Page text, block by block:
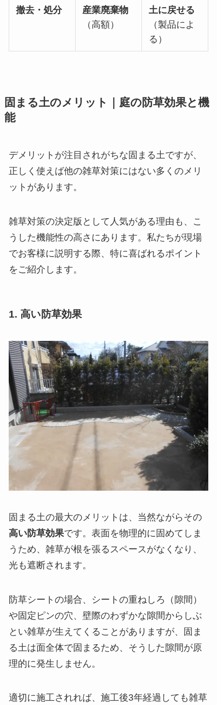
撤去・処分
産業廃棄物
（高額）
土に戻せる
（製品によ
る）
固まる土のメリット｜庭の防草効果と機
能
デメリットが注目されがちな固まる土ですが、
正しく使えば他の雑草対策にはない多くのメリ
ットがあります。
雑草対策の決定版として人気がある理由も、こ
うした機能性の高さにあります。私たちが現場
でお客様に説明する際、特に喜ばれるポイント
をご紹介します。
1. 高い防草効果
固まる土の最大のメリットは、当然ながらその
高い防草効果です。表面を物理的に固めてしま
うため、雑草が根を張るスペースがなくなり、
光も遮断されます。
防草シートの場合、シートの重ねしろ（隙間）
や固定ピンの穴、壁際のわずかな隙間からしぶ
とい雑草が生えてくることがありますが、固ま
る土は面全体で固まるため、そうした隙間が原
理的に発生しません。
適切に施工されれば、施工後3年経過しても雑草